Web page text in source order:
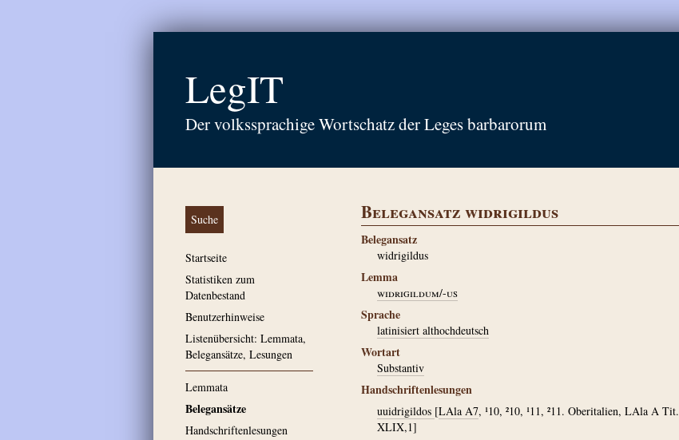
LegIT
Der volkssprachige Wortschatz der Leges barbarorum
Suche
Startseite
Statistiken zum
Datenbestand
Benutzerhinweise
Listenübersicht: Lemmata,
Belegansätze, Lesungen
Lemmata
Belegansätze
Handschriftenlesungen
Belegansatz widrigildus
Belegansatz
widrigildus
Lemma
widrigildum/-us
Sprache
latinisiert althochdeutsch
Wortart
Substantiv
Handschriftenlesungen
uuidrigildos [LAla A7, ¹10, ²10, ¹11, ²11. Oberitalien, LAla A Tit.
XLIX,1]